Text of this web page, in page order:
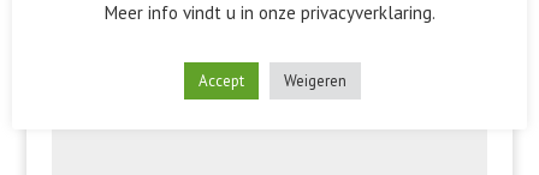
Het e-mailadres wordt niet gepubliceerd. Vereiste velden
Meer info vindt u in onze privacyverklaring.
Accept Weigeren